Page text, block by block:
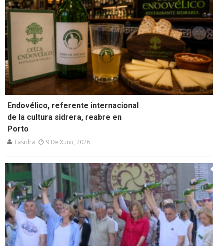
Endovélico, referente internacional
de la cultura sidrera, reabre en
Porto
Lasidra 9 De Xunu, 2026